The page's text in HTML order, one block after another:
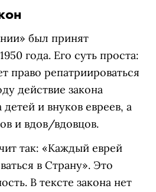
был принят
года. Его суть проста:
право репатриироваться
действие закона
и внуков евреев, а
и вдов/вдовцов.
так: «Каждый еврей
в Страну». Это
В тексте закона нет